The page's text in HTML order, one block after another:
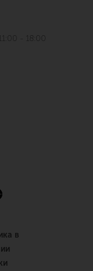
- 18:00
в